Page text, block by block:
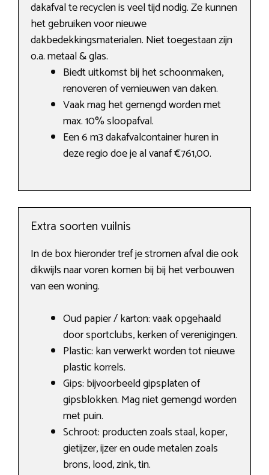
dakafval te recyclen is veel tijd nodig. Ze kunnen
het gebruiken voor nieuwe
dakbedekkingsmaterialen. Niet toegestaan zijn
o.a. metaal & glas.
Biedt uitkomst bij het schoonmaken,
renoveren of vernieuwen van daken.
Vaak mag het gemengd worden met
max. 10% sloopafval.
Een 6 m3 dakafvalcontainer huren in
deze regio doe je al vanaf €761,00.
Extra soorten vuilnis
In de box hieronder tref je stromen afval die ook
dikwijls naar voren komen bij bij het verbouwen
van een woning.
Oud papier / karton: vaak opgehaald
door sportclubs, kerken of verenigingen.
Plastic: kan verwerkt worden tot nieuwe
plastic korrels.
Gips: bijvoorbeeld gipsplaten of
gipsblokken. Mag niet gemengd worden
met puin.
Schroot: producten zoals staal, koper,
gietijzer, ijzer en oude metalen zoals
brons, lood, zink, tin.